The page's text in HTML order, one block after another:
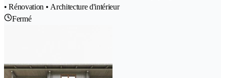
• Rénovation • Architecture d'intérieur
Fermé